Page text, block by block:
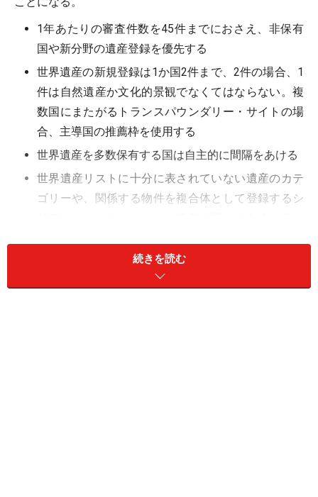
1年あたりの審査件数を45件までにおさえ、非保有
国や新分野の遺産登録を優先する
世界遺産の新規登録は1か国2件まで、2件の場合、1
件は自然遺産か文化的景観でなくてはならない。複
数国にまたがるトランスパウンダリー・サイトの場
合、主導国の推薦枠を使用する
世界遺産を多数保有する国は自主的に間隔をあける
世界遺産リストに十分に表されていない遺産のカテ
ゴリーや、関係する物件を複合体として登録するシ
無形遺産が多い非先進国にかんがみ無形文化遺産条
続きを読む